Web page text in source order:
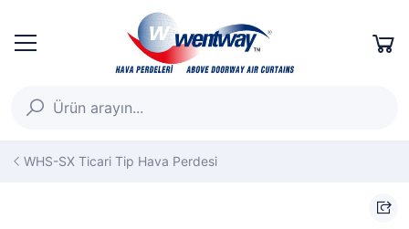
WHS-SX Ticari Tip Hava Perdesi